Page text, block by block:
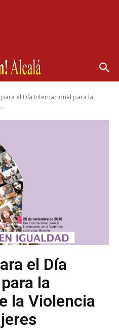
el Día Internacional para la
el Día
la
la Violencia